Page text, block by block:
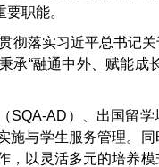
职能。
彻落实习近平总书记
“融通中外、赋能成
AD）、出国留
与学生服务管理。同
以灵活多元的培养